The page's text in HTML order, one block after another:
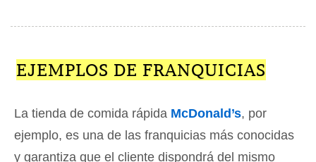
EJEMPLOS DE FRANQUICIAS
La tienda de comida rápida McDonald’s, por
ejemplo, es una de las franquicias más conocidas
y garantiza que el cliente dispondrá del mismo